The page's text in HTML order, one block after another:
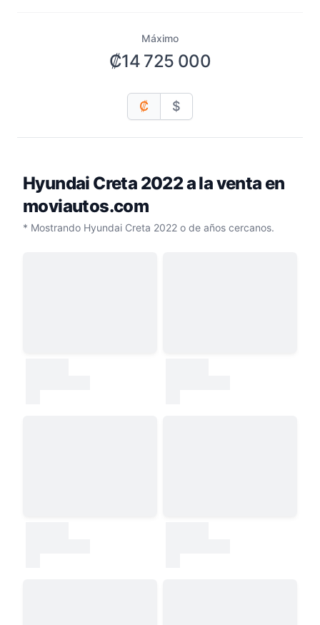
Máximo
₡14 725 000
₡ $
Hyundai Creta 2022a la venta en
moviautos.com
* Mostrando Hyundai Creta 2022 o de años cercanos.